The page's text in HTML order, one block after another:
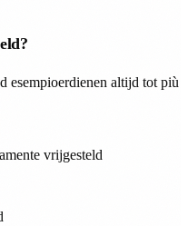
esempioerdienen altijd tot più
vrijgesteld